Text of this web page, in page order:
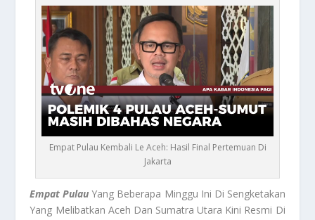
Empat Pulau Kembali Le Aceh: Hasil Final Pertemuan Di
Jakarta
Empat Pulau Yang Beberapa Minggu Ini Di Sengketakan
Yang Melibatkan Aceh Dan Sumatra Utara Kini Resmi Di